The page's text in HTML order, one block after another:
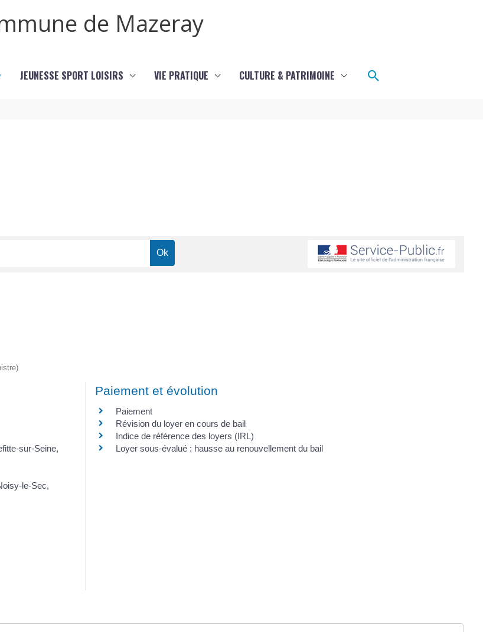
de Mazeray
JEUNESSE SPORT LOISIRS VIE PRATIQUE CULTURE & PATRIMOINE Rechercher
sur-Seine,
le-Sec,
Paiement et évolution
Paiement
Révision du loyer en cours de bail
Indice de référence des loyers (IRL)
Loyer sous-évalué : hausse au renouvellement du bail